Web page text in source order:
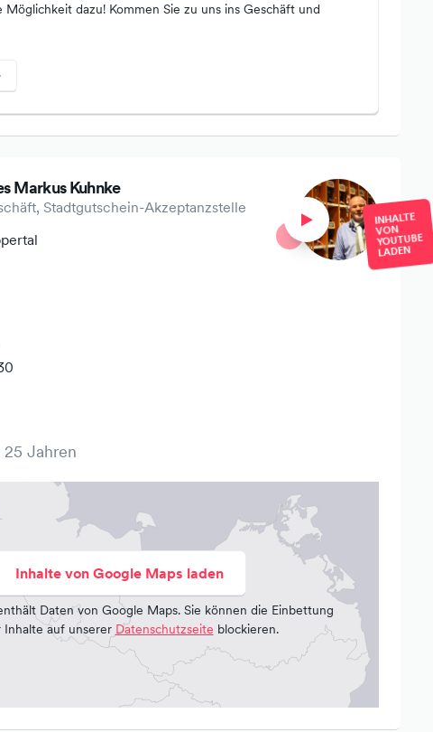
dazu! Kommen Sie zu uns ins Geschäft und
INHALTE
VON
YOUTUBE
LADEN
Markus Kuhnke
Stadtgutschein-Akzeptanzstelle
Jahren
Inhalte von Google Maps laden
Daten von Google Maps. Sie können die Einbettung
Inhalte auf unserer Datenschutzseite blockieren.